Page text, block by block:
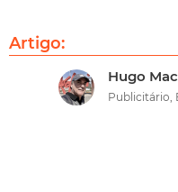
Artigo:
Hugo
Publicitário,